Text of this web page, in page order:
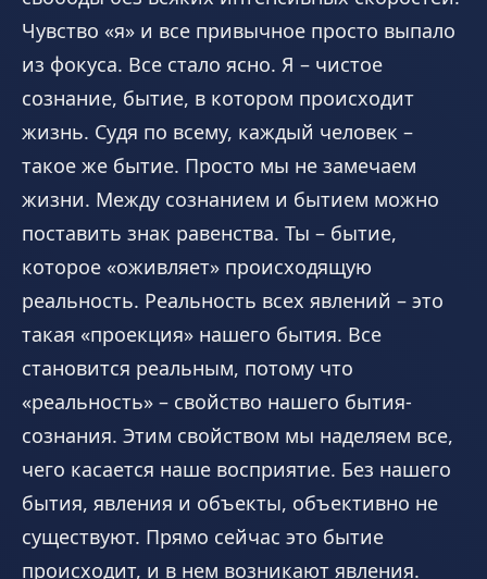
Чувство «я» и все привычное просто выпало
из фокуса. Все стало ясно. Я – чистое
сознание, бытие, в котором происходит
жизнь. Судя по всему, каждый человек –
такое же бытие. Просто мы не замечаем
жизни. Между сознанием и бытием можно
поставить знак равенства. Ты – бытие,
которое «оживляет» происходящую
реальность. Реальность всех явлений – это
такая «проекция» нашего бытия. Все
становится реальным, потому что
«реальность» – свойство нашего бытия-
сознания. Этим свойством мы наделяем все,
чего касается наше восприятие. Без нашего
бытия, явления и объекты, объективно не
существуют. Прямо сейчас это бытие
происходит, и в нем возникают явления.